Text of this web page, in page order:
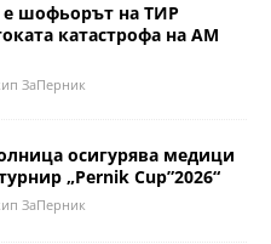
шофьорът на ТИР
катастрофа на АМ
ЗаПерник
осигурява медици
„Pernik Cup”2026“
ЗаПерник